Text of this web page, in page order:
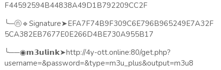
F44592594B44838A49D1B792209CC2F
╰─ⓝ🔹Signature➤EFA7F74B9F309C6E796B965249E7A32F
5CA382EB7677E0E266D4BE730A955B17
╰──◉𝗺𝟯𝘂𝗹𝗶𝗻𝗸➤http://4y-ott.online:80/get.php?
username=&password=&type=m3u_plus&output=m3u8